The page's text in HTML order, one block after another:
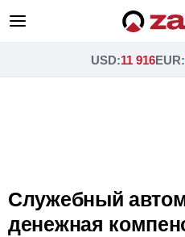
USD:11 916EUR:
Служебный
денежная